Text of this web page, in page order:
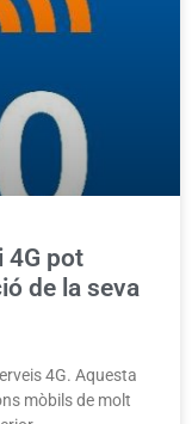
4G pot
de la seva
4G. Aquesta
mòbils de molt